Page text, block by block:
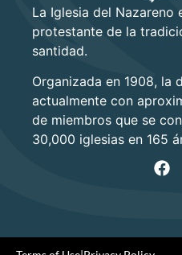
La Iglesia del Nazareno
protestante de la
santidad.
Organizada en 1908, la
actualmente con
de miembros que se
30,000 iglesias en 165